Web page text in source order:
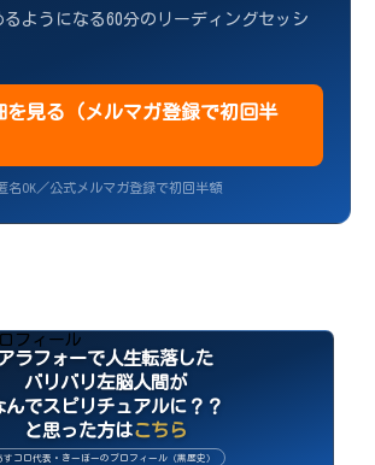
るようになる60分のリーディングセッシ
を見る（メルマガ登録で初回半
名OK／公式メルマガ登録で初回半額
ラフォーで人生転落した
バリバリ左脳人間が
んでスピリチュアルに？？
と思った方はこちら
すコロ代表・きーぼーのプロフィール（黒歴史）